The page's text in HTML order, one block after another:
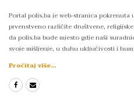
Portal polis.ba je web-stranica
prvenstveno različite društvene,
da polis.ba bude mjesto gdje naši
svoje mišljenje, u duhu uključivosti i
Pročitaj više...